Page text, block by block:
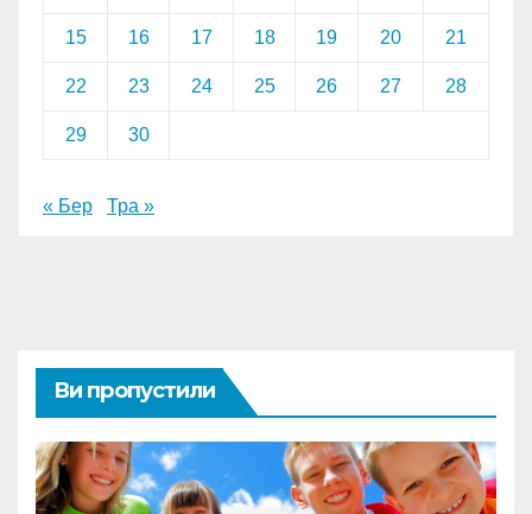
15 16 17 18 19 20 21
22 23 24 25 26 27 28
29 30
« Бер Тра »
Ви пропустили